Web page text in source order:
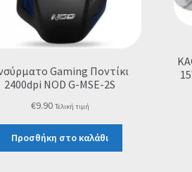
Gaming Ποντίκι
2400dpi NOD G-MSE-2S
€9.90 Τελική τιμή
Προσθήκη στο καλάθι